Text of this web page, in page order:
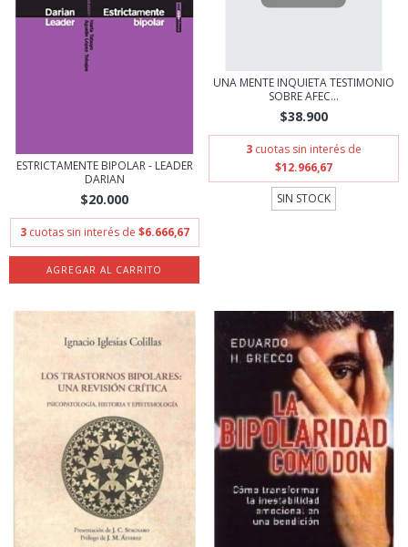
ESTRICTAMENTE BIPOLAR - LEADER
DARIAN
$20.000
3 cuotas sin interés de $6.666,67
UNA MENTE INQUIETA TESTIMONIO
SOBRE AFEC...
$38.900
3 cuotas sin interés de
$12.966,67
SIN STOCK